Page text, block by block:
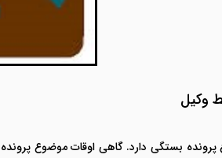
وکیل
بستگی دارد. گاهی اوقات موضوع